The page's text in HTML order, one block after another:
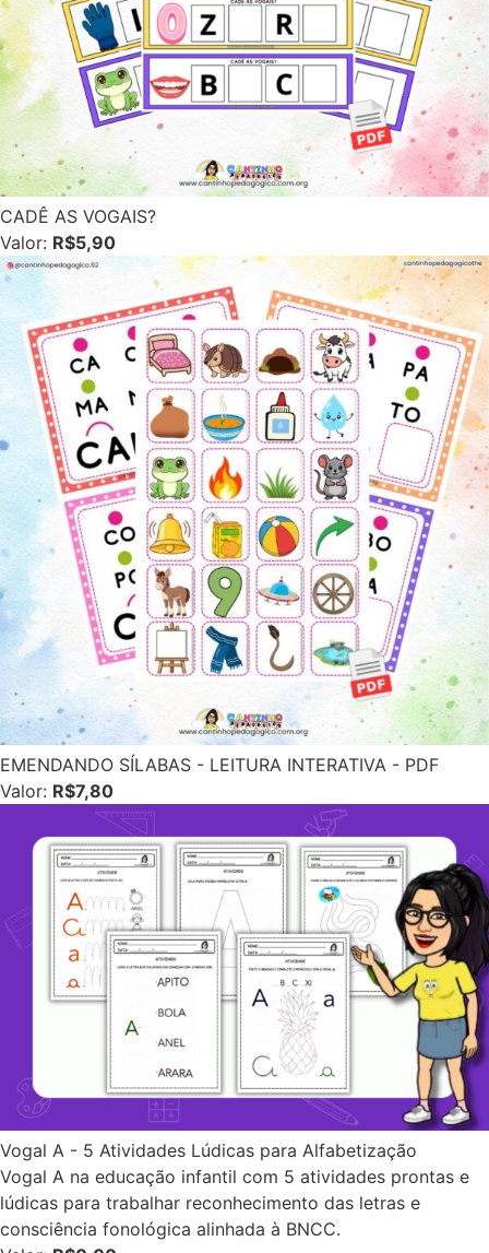
CADÊ AS VOGAIS?
Valor: R$5,90
EMENDANDO SÍLABAS - LEITURA INTERATIVA - PDF
Valor: R$7,80
Vogal A - 5 Atividades Lúdicas para Alfabetização
Vogal A na educação infantil com 5 atividades prontas e
lúdicas para trabalhar reconhecimento das letras e
consciência fonológica alinhada à BNCC.